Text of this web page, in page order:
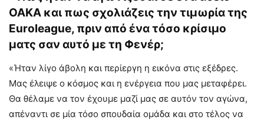
ΟΑΚΑ και πως σχολιάζεις την τιμωρία της
Euroleague, πριν από ένα τόσο κρίσιμο
ματς σαν αυτό με τη Φενέρ;
«Ήταν λίγο άβολη και περίεργη η εικόνα στις εξέδρες.
Μας έλειψε ο κόσμος και η ενέργεια που μας μεταφέρει.
Θα θέλαμε να τον έχουμε μαζί μας σε αυτόν τον αγώνα,
απέναντι σε μία τόσο σπουδαία ομάδα και στο τέλος να